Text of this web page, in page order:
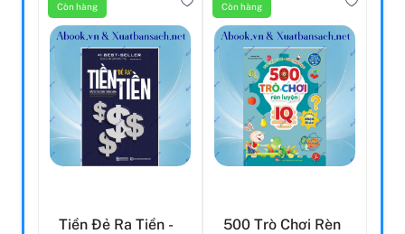
Còn hàng
Tiền Đẻ Ra Tiền -
Còn hàng
500 Trò Chơi Rèn